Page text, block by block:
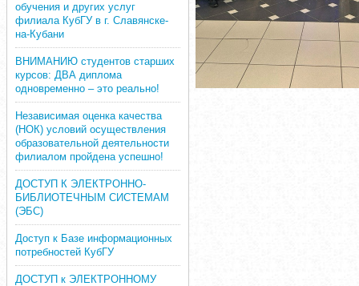
обучения и других услуг
филиала КубГУ в г. Славянске-
на-Кубани
ВНИМАНИЮ студентов старших
курсов: ДВА диплома
одновременно – это реально!
Независимая оценка качества
(НОК) условий осуществления
образовательной деятельности
филиалом пройдена успешно!
ДОСТУП К ЭЛЕКТРОННО-
БИБЛИОТЕЧНЫМ СИСТЕМАМ
(ЭБС)
Доступ к Базе информационных
потребностей КубГУ
ДОСТУП к ЭЛЕКТРОННОМУ